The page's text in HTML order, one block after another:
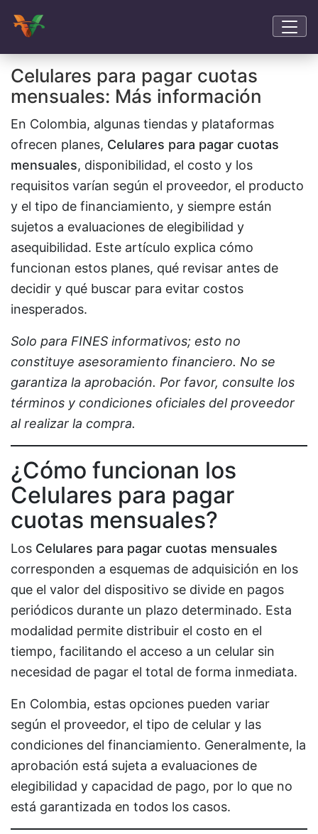
Celulares para pagar cuotas
mensuales: Más información
En Colombia, algunas tiendas y plataformas
ofrecen planes, Celulares para pagar cuotas
mensuales, disponibilidad, el costo y los
requisitos varían según el proveedor, el producto
y el tipo de financiamiento, y siempre están
sujetos a evaluaciones de elegibilidad y
asequibilidad. Este artículo explica cómo
funcionan estos planes, qué revisar antes de
decidir y qué buscar para evitar costos
inesperados.
Solo para FINES informativos; esto no
constituye asesoramiento financiero. No se
garantiza la aprobación. Por favor, consulte los
términos y condiciones oficiales del proveedor
al realizar la compra.
¿Cómo funcionan los
Celulares para pagar
cuotas mensuales?
Los Celulares para pagar cuotas mensuales
corresponden a esquemas de adquisición en los
que el valor del dispositivo se divide en pagos
periódicos durante un plazo determinado. Esta
modalidad permite distribuir el costo en el
tiempo, facilitando el acceso a un celular sin
necesidad de pagar el total de forma inmediata.
En Colombia, estas opciones pueden variar
según el proveedor, el tipo de celular y las
condiciones del financiamiento. Generalmente, la
aprobación está sujeta a evaluaciones de
elegibilidad y capacidad de pago, por lo que no
está garantizada en todos los casos.